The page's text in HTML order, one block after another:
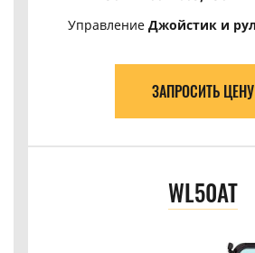
Управление Джойстик и
ЗАПРОСИТЬ ЦЕНУ
WL50AT